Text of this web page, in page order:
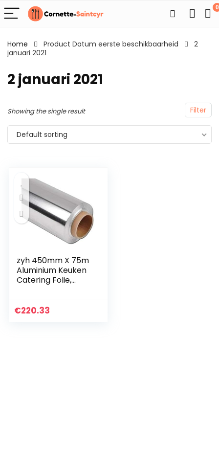
0
Home Product Datum eerste beschikbaarheid
2
januari 2021
2 januari 2021
Filter
Showing the single result
Default sorting
zyh 450mm X 75m
Aluminium Keuken
Catering Folie,
Met Ingebouwde
€220.33